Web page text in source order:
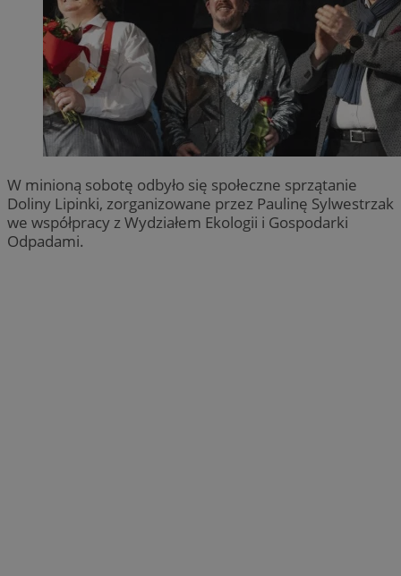
W minioną sobotę odbyło się społeczne sprzątanie
Doliny Lipinki, zorganizowane przez Paulinę Sylwestrzak
we współpracy z Wydziałem Ekologii i Gospodarki
Odpadami.